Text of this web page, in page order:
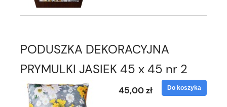
PODUSZKA DEKORACYJNA
PRYMULKI JASIEK 45 x 45 nr 2
45,00 zł Do koszyka